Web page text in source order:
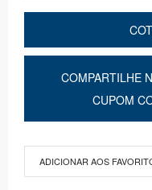
COMPARTILHE
CUPOM
ADICIONAR AOS